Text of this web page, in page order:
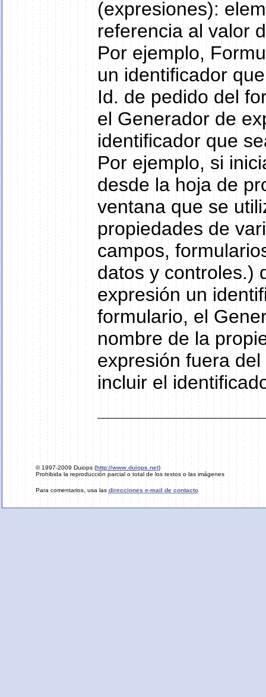
(expresiones):
referencia al valor
Por ejemplo,
un identificador
Id. de pedido del
el Generador de
identificador que
Por ejemplo, si
desde la hoja de
ventana que se
propiedades de
campos,
datos y controles.)
expresión un
formulario, el
nombre de la
expresión fuera
incluir el
© 1997-2009 Duiops (http://www.duiops.net)
Prohibida la reproducción parcial o total de los textos o las imágenes
Para comentarios, usa lasdirecciones e-mail de contacto